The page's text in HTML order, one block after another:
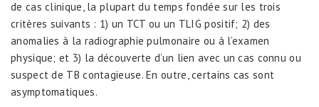
de cas clinique, la plupart du temps fondée sur les trois
critères suivants : 1) un TCT ou un TLIG positif; 2) des
anomalies à la radiographie pulmonaire ou à l’examen
physique; et 3) la découverte d’un lien avec un cas connu ou
suspect de TB contagieuse. En outre, certains cas sont
asymptomatiques.